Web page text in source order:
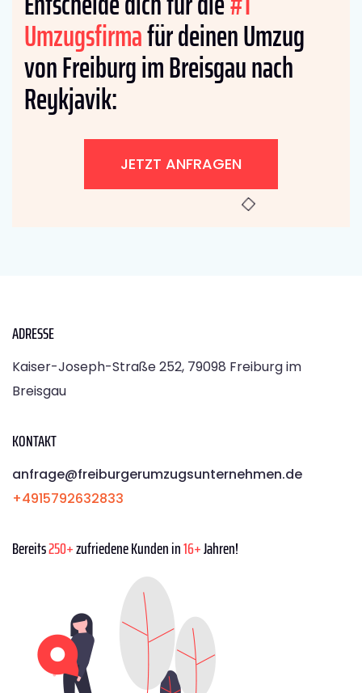
Umzugsfirmafür deinen Umzug
von Freiburg im Breisgau nach
Reykjavik:
JETZT ANFRAGEN
ADRESSE
Kaiser-Joseph-Straße 252, 79098 Freiburg im
Breisgau
KONTAKT
anfrage@freiburgerumzugsunternehmen.de
+4915792632833
Bereits250+zufriedene Kunden in16+Jahren!